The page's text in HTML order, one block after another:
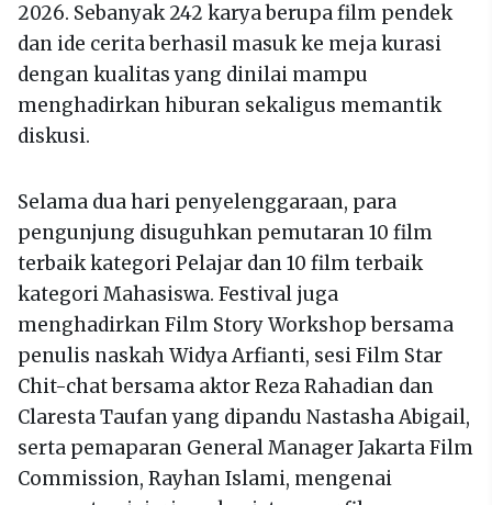
2026. Sebanyak 242 karya berupa film pendek
dan ide cerita berhasil masuk ke meja kurasi
dengan kualitas yang dinilai mampu
menghadirkan hiburan sekaligus memantik
diskusi.
Selama dua hari penyelenggaraan, para
pengunjung disuguhkan pemutaran 10 film
terbaik kategori Pelajar dan 10 film terbaik
kategori Mahasiswa. Festival juga
menghadirkan Film Story Workshop bersama
penulis naskah Widya Arfianti, sesi Film Star
Chit-chat bersama aktor Reza Rahadian dan
Claresta Taufan yang dipandu Nastasha Abigail,
serta pemaparan General Manager Jakarta Film
Commission, Rayhan Islami, mengenai